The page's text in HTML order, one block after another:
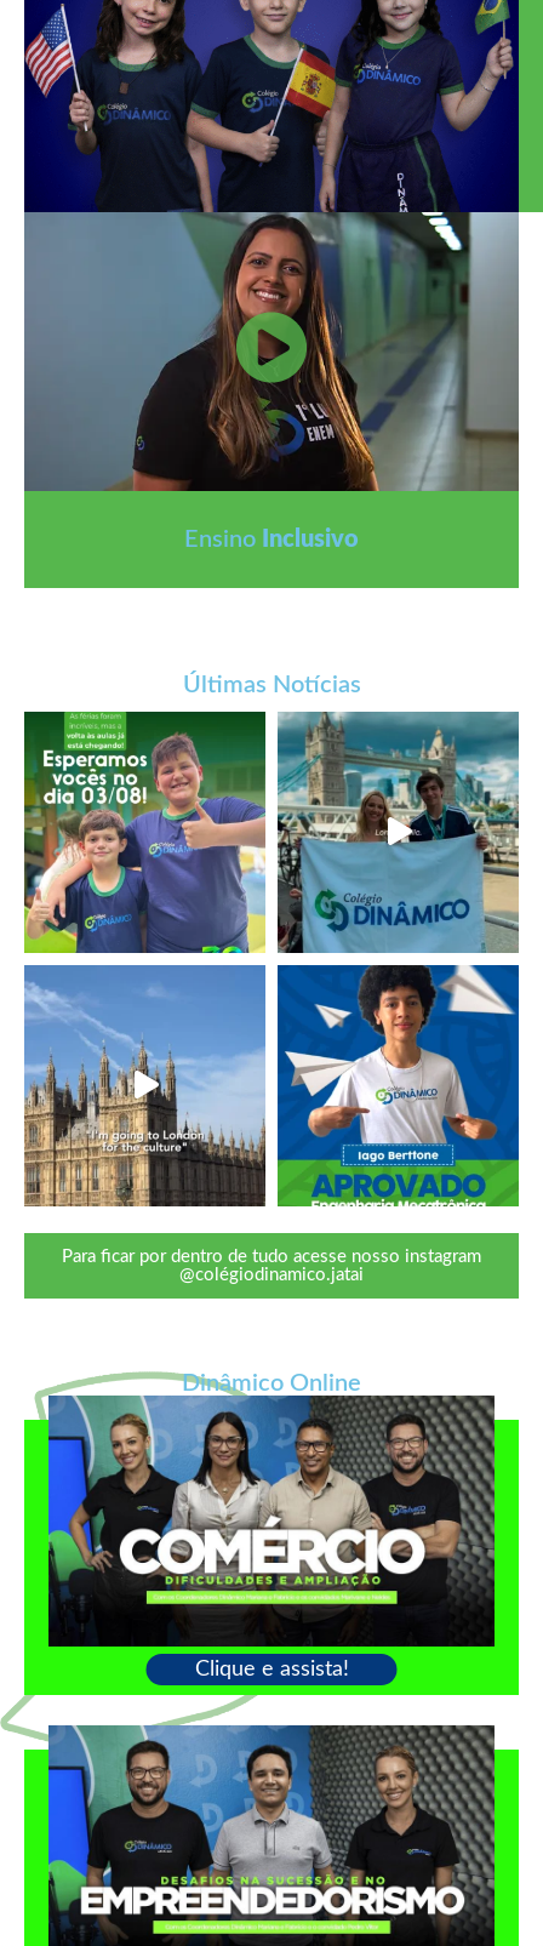
Ensino Inclusivo
Últimas Notícias
Para ficar por dentro de tudo acesse nosso instagram
@colégiodinamico.jatai
Dinâmico Online
Clique e assista!